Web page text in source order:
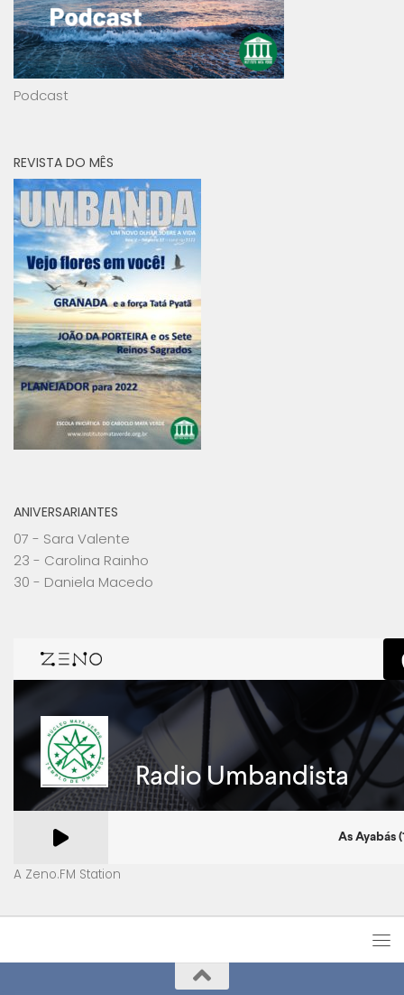
Podcast
REVISTA DO MÊS
ANIVERSARIANTES
07 - Sara Valente
23 - Carolina Rainho
30 - Daniela Macedo
A Zeno.FM Station